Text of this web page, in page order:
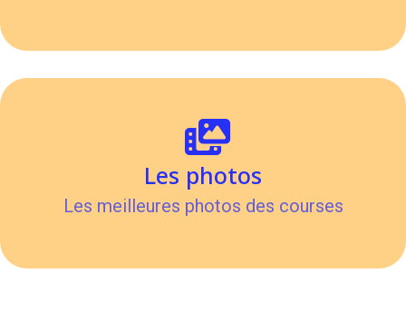
Les photos
Les meilleures photos des courses